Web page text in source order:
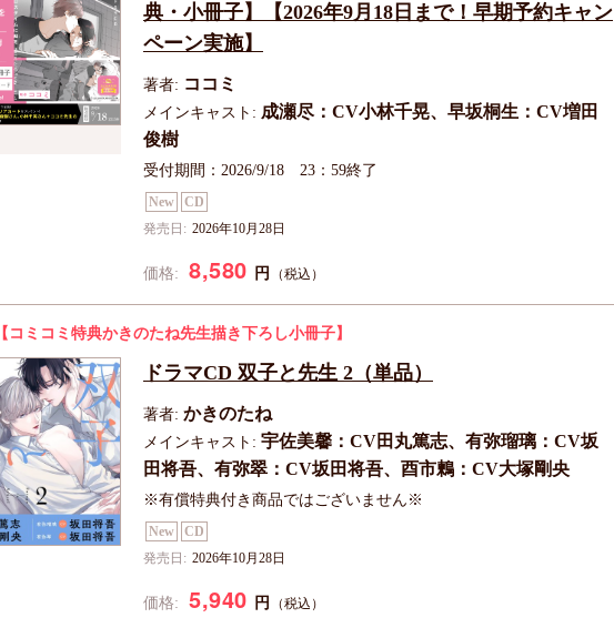
典・小冊子】【2026年9月18日まで！早期予約キャン
ペーン実施】
著者: ココミ
メインキャスト: 成瀬尽：CV小林千晃、早坂桐生：CV増田
俊樹
受付期間：2026/9/18 23：59終了
New
CD
発売日: 2026年10月28日
価格: 8,580 円 （税込）
【コミコミ特典かきのたね先生描き下ろし小冊子】
ドラマCD 双子と先生 2（単品）
著者: かきのたね
メインキャスト: 宇佐美馨：CV田丸篤志、有弥瑠璃：CV坂
田将吾、有弥翠：CV坂田将吾、酉市鶫：CV大塚剛央
※有償特典付き商品ではございません※
New
CD
発売日: 2026年10月28日
価格: 5,940 円 （税込）